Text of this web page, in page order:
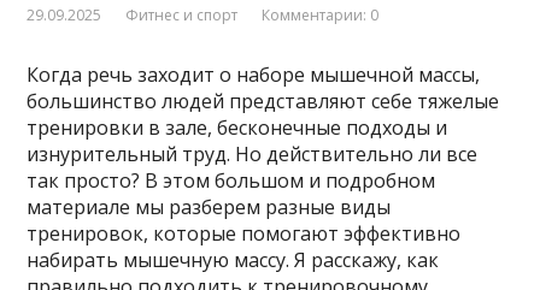
29.09.2025 Фитнес и спорт Комментарии: 0
Когда речь заходит о наборе мышечной массы,
большинство людей представляют себе тяжелые
тренировки в зале, бесконечные подходы и
изнурительный труд. Но действительно ли все
так просто? В этом большом и подробном
материале мы разберем разные виды
тренировок, которые помогают эффективно
набирать мышечную массу. Я расскажу, как